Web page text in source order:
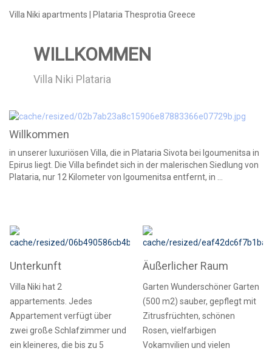
Villa Niki apartments | Plataria Thesprotia Greece
WILLKOMMEN
Villa Niki Plataria
Willkommen
in unserer luxuriösen Villa, die in Plataria Sivota bei Igoumenitsa in
Epirus liegt. Die Villa befindet sich in der malerischen Siedlung von
Plataria, nur 12 Kilometer von Igoumenitsa entfernt, in ...
Unterkunft
Villa Niki hat 2
appartements. Jedes
Appartement verfügt über
zwei große Schlafzimmer und
ein kleineres, die bis zu 5
Äußerlicher Raum
Garten Wunderschöner Garten
(500 m2) sauber, gepflegt mit
Zitrusfrüchten, schönen
Rosen, vielfarbigen
Vokamvilien und vielen